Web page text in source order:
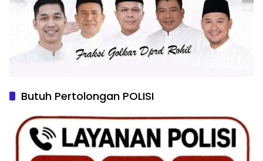
Butuh Pertolongan POLISI